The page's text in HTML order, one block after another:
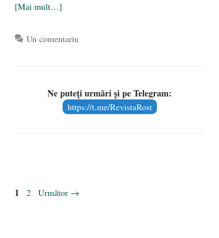
[Mai mult…]
Un comentariu
Ne puteți urmări și pe Telegram:
https://t.me/RevistaRost
Pagina
1 Pagina
2 Următor →